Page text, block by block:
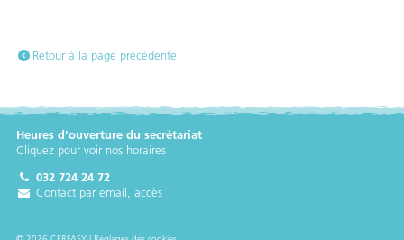
Retour à la page précédente
Heures d'ouverture du secrétariat
Cliquez pour voir nos horaires
032 724 24 72
Contact par email, accès